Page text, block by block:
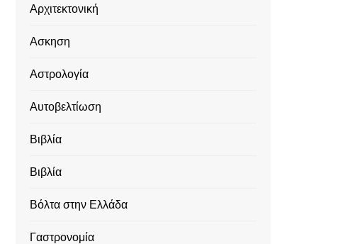
Αρχιτεκτονική
Ασκηση
Αστρολογία
Αυτοβελτίωση
Βιβλία
Βιβλία
Βόλτα στην Ελλάδα
Γαστρονομία